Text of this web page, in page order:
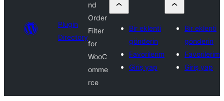
Plugin
Directory
nd
Order
Filter
for
WooC
omme
rce
Bir eklenti
gönderin
Favorilerim
Giriş yap
Bir eklenti
gönderin
Favorilerim
Giriş yap